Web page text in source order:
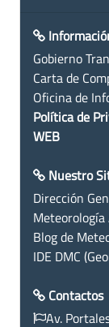
Gobierno
Carta de
Oficina de
Política de
WEB
Nuestro
Dirección
Blog de
IDE DMC
Contactos
Av.